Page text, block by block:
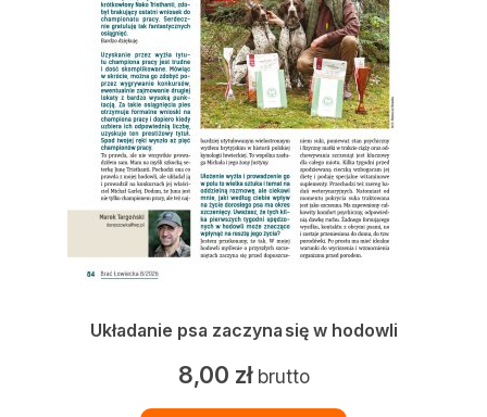
Konkursy
Regulamin krzyżówki
Galeria
Stałe rubryki
Prawo łowieckie
Kynologia łowiecka
Broń, amunicja, optyka i akcesoria
W myśliwskiej kuchni
Układanie psa zaczyna się w hodowli
8,00 zł brutto